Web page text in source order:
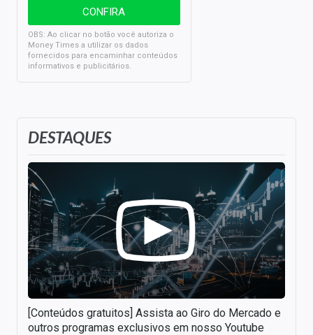
DESTAQUES
[Conteúdos gratuitos] Assista ao Giro do Mercado e
outros programas exclusivos em nosso Youtube
OBS: Ao clicar no botão você autoriza o
Money Times a utilizar os dados
fornecidos para encaminhar conteúdos
informativos e publicitários.